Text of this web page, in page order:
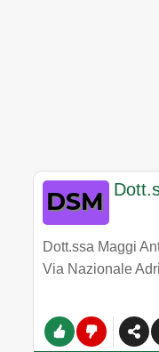
Dott.ssa Maggi
Via Nazionale